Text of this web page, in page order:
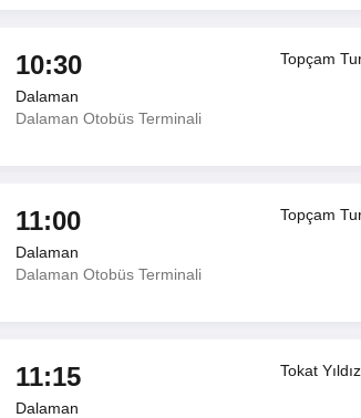
10:30
Dalaman
Dalaman Otobüs Terminali
Topçam
11:00
Dalaman
Dalaman Otobüs Terminali
Topçam
11:15
Dalaman
Tokat